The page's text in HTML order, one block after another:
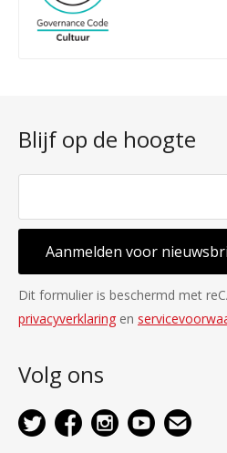
Blijf op de hoogte
Aanmelden voor
Dit formulier is beschermd met
privacyverklaring en
Volg ons